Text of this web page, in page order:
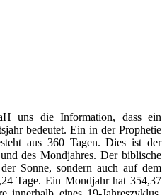
uns die Information, dass ein
bedeutet. Ein in der Prophetie
aus 360 Tagen. Dies ist der
des Mondjahres. Der biblische
Sonne, sondern auch auf dem
Tage. Ein Mondjahr hat 354,37